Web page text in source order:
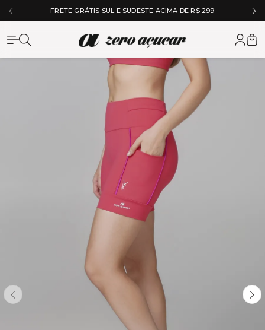
5% OFF NO À VISTA NO PIX
Zero